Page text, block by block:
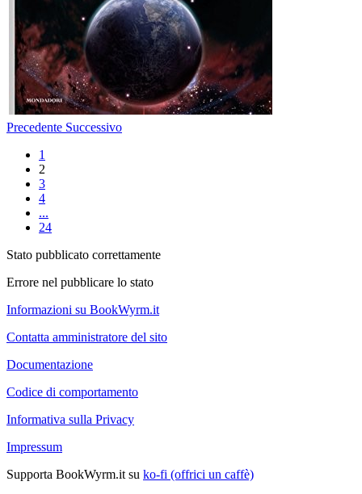
Precedente Successivo
1
2
3
4
...
24
Stato pubblicato correttamente
Errore nel pubblicare lo stato
Informazioni su BookWyrm.it
Contatta amministratore del sito
Documentazione
Codice di comportamento
Informativa sulla Privacy
Impressum
Supporta BookWyrm.it su ko-fi (offrici un caffè)